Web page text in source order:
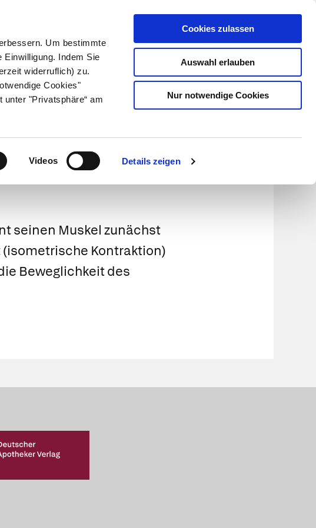
Um bestimmte
Einwilligung. Indem Sie
widerruflich) zu.
Cookies"
unter "Privatsphäre“ am
Videos Details zeigen
Cookies zulassen
Auswahl erlauben
Nur notwendige Cookies
Kundenlogin
Suche
Gesund leben Über uns
seinen Muskel zunächst
Kontraktion)
Beweglichkeit des